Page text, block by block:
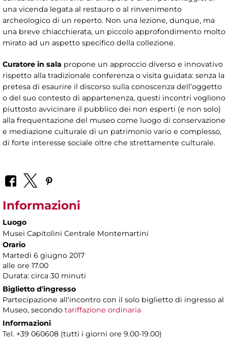
una vicenda legata al restauro o al rinvenimento
archeologico di un reperto. Non una lezione, dunque, ma
una breve chiacchierata, un piccolo approfondimento molto
mirato ad un aspetto specifico della collezione.
Curatore in sala propone un approccio diverso e innovativo
rispetto alla tradizionale conferenza o visita guidata: senza la
pretesa di esaurire il discorso sulla conoscenza dell’oggetto
o del suo contesto di appartenenza, questi incontri vogliono
piuttosto avvicinare il pubblico dei non esperti (e non solo)
alla frequentazione del museo come luogo di conservazione
e mediazione culturale di un patrimonio vario e complesso,
di forte interesse sociale oltre che strettamente culturale.
Informazioni
Luogo
Musei Capitolini Centrale Montemartini
Orario
Martedì 6 giugno 2017
alle ore 17.00
Durata: circa 30 minuti
Biglietto d'ingresso
Partecipazione all'incontro con il solo biglietto di ingresso al
Museo, secondo tariffazione ordinaria
Informazioni
Tel. +39 060608 (tutti i giorni ore 9.00-19.00)